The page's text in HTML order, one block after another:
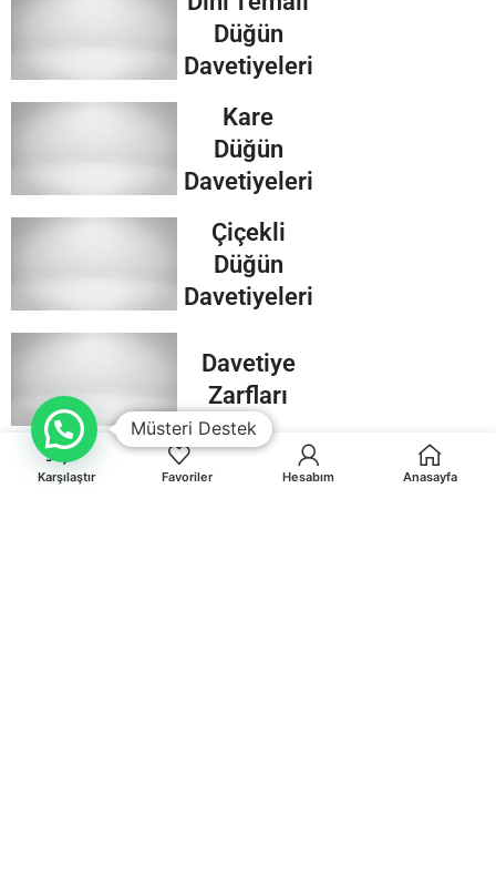
Düğün
Davetiyeleri
Kare
Düğün
Davetiyeleri
Çiçekli
Düğün
Davetiyeleri
Davetiye
Zarfları
Karşılaştır Favoriler Hesabım Anasayfa
Müsteri Destek